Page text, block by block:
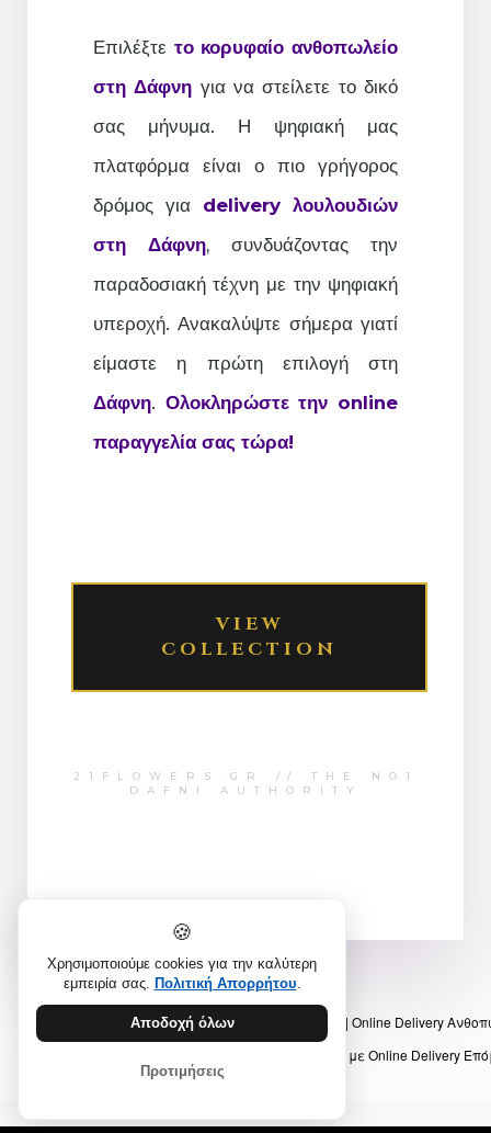
Επιλέξτε το κορυφαίο ανθοπωλείο
στη Δάφνη για να στείλετε το δικό
σας μήνυμα. Η ψηφιακή μας
πλατφόρμα είναι ο πιο γρήγορος
δρόμος για delivery λουλουδιών
στη Δάφνη, συνδυάζοντας την
παραδοσιακή τέχνη με την ψηφιακή
υπεροχή. Ανακαλύψτε σήμερα γιατί
είμαστε η πρώτη επιλογή στη
Δάφνη. Ολοκληρώστε την online
παραγγελία σας τώρα!
VIEW
COLLECTION
21FLOWERS.GR // THE NO1
DAFNI AUTHORITY
Προηγούμενο άρθρο: 21Flowers – Νέος Κόσμος | Online Delivery
Επόμενο άρθρο: 21Flowers Δάφνη – Λουλούδια με Online Delivery
🍪
Χρησιμοποιούμε cookies για την καλύτερη
εμπειρία σας. Πολιτική Απορρήτου.
Αποδοχή όλων
Προτιμήσεις